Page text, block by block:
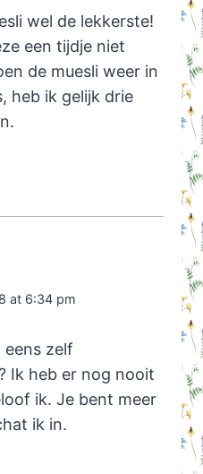
wel de lekkerste!
een tijdje niet
de muesli weer in
heb ik gelijk drie
at 6:34 pm
eens zelf
Ik heb er nog nooit
ik. Je bent meer
ik in.